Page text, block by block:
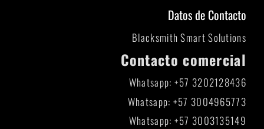
Datos de Contacto
Blacksmith Smart Solutions
Contacto comercial
Whatsapp: +57 3202128436
Whatsapp: +57 3004965773
Whatsapp: +57 3003135149